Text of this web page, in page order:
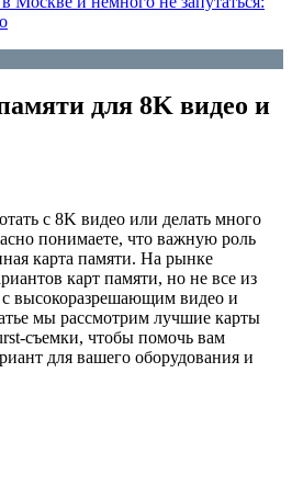
для 8K видео и
с 8K видео или делать много
понимаете, что важную роль
карта памяти. На рынке
карт памяти, но не все из
высокоразрешающим видео и
мы рассмотрим лучшие карты
съемки, чтобы помочь вам
для вашего оборудования и